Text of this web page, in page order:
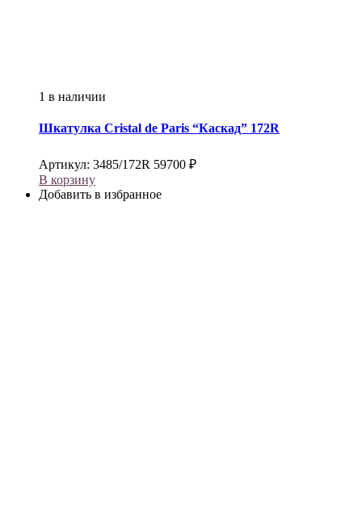
1 в наличии
Шкатулка Cristal de Paris “Каскад” 172R
Артикул: 3485/172R 59700 ₽
В корзину
Добавить в избранное